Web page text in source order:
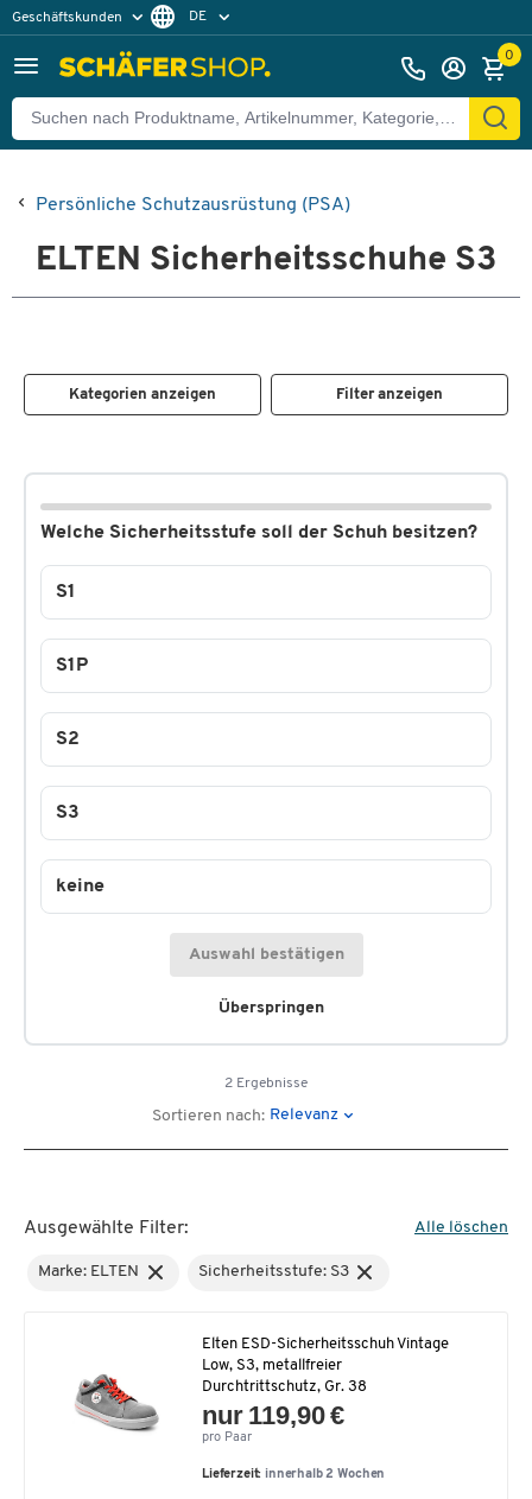
Geschäftskunden DE
0
Persönliche Schutzausrüstung (PSA)
ELTEN Sicherheitsschuhe S3
Kategorien anzeigen Filter anzeigen
Welche Sicherheitsstufe soll der Schuh besitzen?
Überspringen
S1
S1P
S2
S3
keine
Auswahl bestätigen
2 Ergebnisse
Sortieren nach: Relevanz
Ausgewählte Filter: Alle löschen
Marke: ELTEN Sicherheitsstufe: S3
Elten ESD-Sicherheitsschuh Vintage
Low, S3, metallfreier
Durchtrittschutz, Gr. 38
nur 119,90 €
pro Paar
Lieferzeit: innerhalb 2 Wochen